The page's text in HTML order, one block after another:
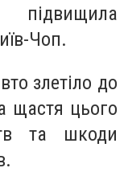
Чоп.
злетіло до
щастя цього
та шкоди